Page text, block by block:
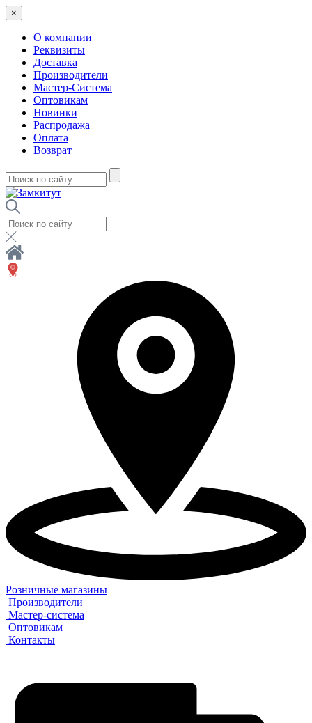
×
О компании
Реквизиты
Доставка
Производители
Мастер-Система
Оптовикам
Новинки
Распродажа
Оплата
Возврат
Розничные магазины
Производители
Мастер-система
Оптовикам
Контакты